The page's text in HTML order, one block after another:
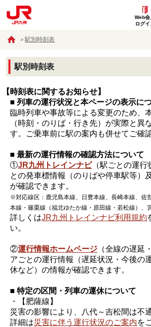
Web会
ログイ
駅別時刻表
駅別時刻表
【時刻表に関するお知らせ】
■ 列車の運行状況と本ページの表示に
臨時列車や事故等による変更のため、
（時刻・のりば・行き先）が実際と異
す。ご乗車前に駅の案内も併せてご確
■ 最新の運行情報の確認方法について
①JR九州トレインナビ（駅ごとの運行
との発車標情報（のりばや停車駅等）
が確認できます。
※対応線区：鹿児島本線、日豊本線、長崎本線、佐
本線・篠栗線（福北ゆたか線・原田線・若松線）、
詳しくはJR九州トレインナビ利用規約
い。
②運行情報ホームページ （全線の遅延
アごとの運行情報（遅延状況・今後の
休など）の情報が確認できます。
■ 特定の区間・列車の運休について
・【肥薩線】
災害の影響により、八代～吉松間は不
詳細は災害に伴う運行状況のご案内を